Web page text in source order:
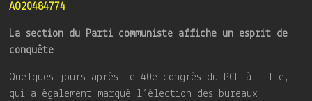
AO20484774
La section du Parti communiste affiche un esprit de
conquête
Quelques jours après le 40e congrès du PCF à Lille,
qui a également marqué l’élection des bureaux